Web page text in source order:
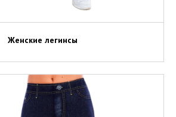
Женские легинсы